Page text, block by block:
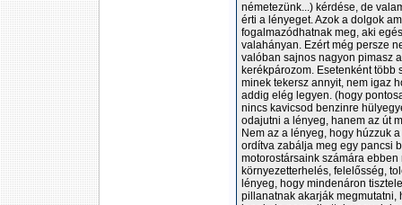
németezünk...) kérdése, de
érti a lényeget. Azok a dolgok
fogalmazódhatnak meg, aki
valahányan. Ezért még persze
valóban sajnos nagyon pimasz
kerékpározom. Esetenként
minek tekersz annyit, nem igaz
addig elég legyen. (hogy
nincs kavicsod benzinre
odajutni a lényeg, hanem az út
Nem az a lényeg, hogy húzzuk
ordítva zabálja meg egy pancsi
motorostársaink számára
környezetterhelés, felelősség,
lényeg, hogy mindenáron
pillanatnak akarják megmutatni,